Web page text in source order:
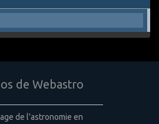
de Webastro
de l'astronomie en